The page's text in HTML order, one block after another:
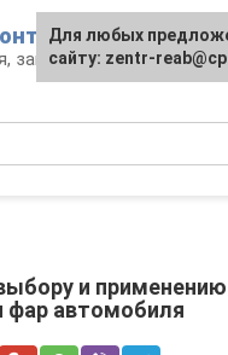
запчасти и
и применению
фар автомобиля
Для любых
сайту: zentr-